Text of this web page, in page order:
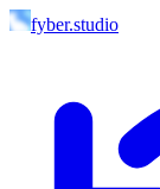
fyber.studio